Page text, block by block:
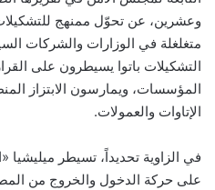
وعشرين، عن تحوّل ممنهج
متغلغلة في الوزارات والشركات
التشكيلات باتوا يسيطرون على
المؤسسات، ويمارسون الابتزاز
الإتاوات والعمولات.
في الزاوية تحديداً، تسيطر ميليشيا
على حركة الدخول والخروج من